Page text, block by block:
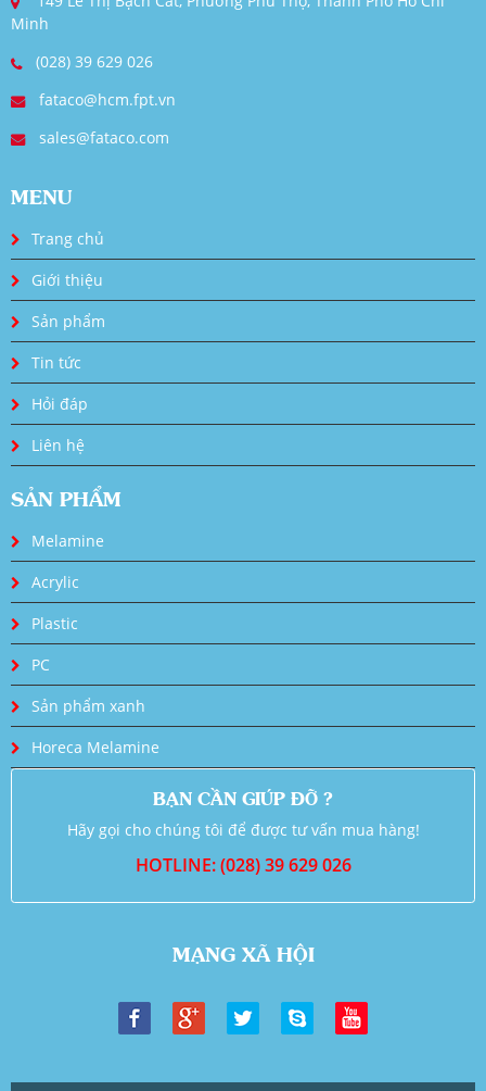
Minh
(028) 39 629 026
fataco@hcm.fpt.vn
sales@fataco.com
MENU
Trang chủ
Giới thiệu
Sản phẩm
Tin tức
Hỏi đáp
Liên hệ
SẢN PHẨM
Melamine
Acrylic
Plastic
PC
Sản phẩm xanh
Horeca Melamine
BẠN CẦN GIÚP ĐỠ ?
Hãy gọi cho chúng tôi để được tư vấn mua hàng!
HOTLINE: (028) 39 629 026
MẠNG XÃ HỘI